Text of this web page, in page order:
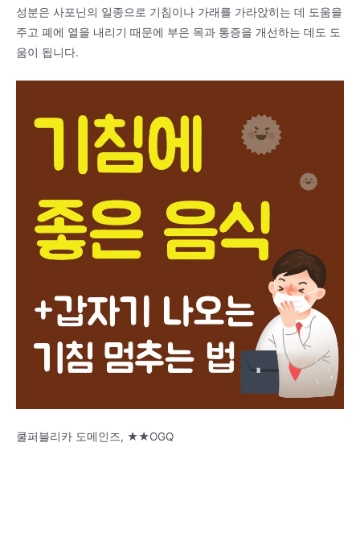
성분은 사포닌의 일종으로 기침이나 가래를 가라앉히는 데 도움을
주고 폐에 열을 내리기 때문에 부은 목과 통증을 개선하는 데도 도
움이 됩니다.
쿨퍼블리카 도메인즈, ★★OGQ